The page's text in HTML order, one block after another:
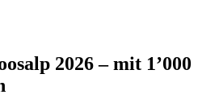
2026 – mit 1’000